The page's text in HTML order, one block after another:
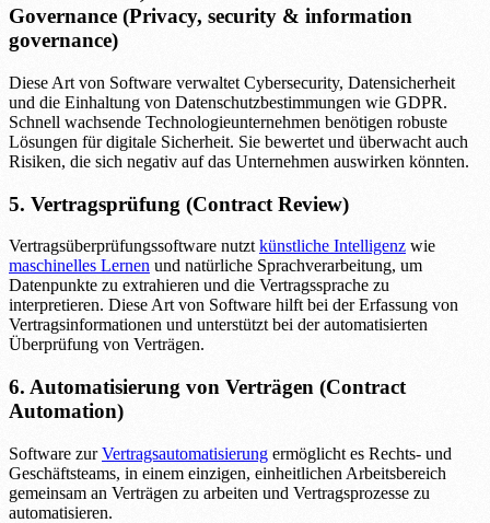
Governance (Privacy, security & information
governance)
Diese Art von Software verwaltet Cybersecurity, Datensicherheit
und die Einhaltung von Datenschutzbestimmungen wie GDPR.
Schnell wachsende Technologieunternehmen benötigen robuste
Lösungen für digitale Sicherheit. Sie bewertet und überwacht auch
Risiken, die sich negativ auf das Unternehmen auswirken könnten.
5. Vertragsprüfung (Contract Review)
Vertragsüberprüfungssoftware nutzt künstliche Intelligenz wie
maschinelles Lernen und natürliche Sprachverarbeitung, um
Datenpunkte zu extrahieren und die Vertragssprache zu
interpretieren. Diese Art von Software hilft bei der Erfassung von
Vertragsinformationen und unterstützt bei der automatisierten
Überprüfung von Verträgen.
6. Automatisierung von Verträgen (Contract
Automation)
Software zurVertragsautomatisierung ermöglicht es Rechts- und
Geschäftsteams, in einem einzigen, einheitlichen Arbeitsbereich
gemeinsam an Verträgen zu arbeiten und Vertragsprozesse zu
automatisieren.